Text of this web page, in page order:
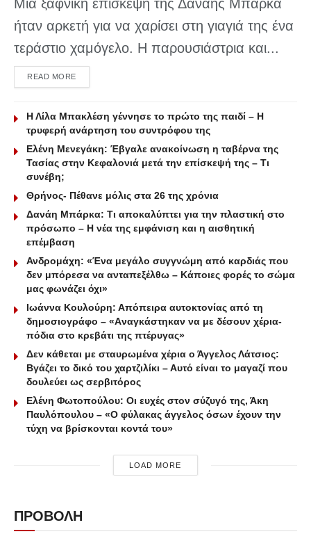
Μια ξαφνική επίσκεψη της Δανάης Μπάρκα
ήταν αρκετή για να χαρίσει στη γιαγιά της ένα
τεράστιο χαμόγελο. Η παρουσιάστρια και...
READ MOREDETAILS
Η Λίλα Μπακλέση γέννησε το πρώτο της παιδί – Η
τρυφερή ανάρτηση του συντρόφου της
Ελένη Μενεγάκη: Έβγαλε ανακοίνωση η ταβέρνα της
Τασίας στην Κεφαλονιά μετά την επίσκεψή της – Τι
συνέβη;
Θρήνος- Πέθανε μόλις στα 26 της χρόνια
Δανάη Μπάρκα: Τι αποκαλύπτει για την πλαστική στο
πρόσωπο – Η νέα της εμφάνιση και η αισθητική
επέμβαση
Ανδρομάχη: «Ένα μεγάλο συγγνώμη από καρδιάς που
δεν μπόρεσα να ανταπεξέλθω – Κάποιες φορές το σώμα
μας φωνάζει όχι»
Ιωάννα Κουλούρη: Απόπειρα αυτοκτονίας από τη
δημοσιογράφο – «Aναγκάστηκαν να με δέσουν χέρια-
πόδια στο κρεβάτι της πτέρυγας»
Δεν κάθεται με σταυρωμένα χέρια ο Άγγελος Λάτσιος:
Βγάζει το δικό του χαρτζιλίκι – Αυτό είναι το μαγαζί που
δουλεύει ως σερβιτόρος
Ελένη Φωτοπούλου: Οι ευχές στον σύζυγό της, Άκη
Παυλόπουλου – «Ο φύλακας άγγελος όσων έχουν την
τύχη να βρίσκονται κοντά του»
LOAD MORE
ΠΡΟΒΟΛΗ